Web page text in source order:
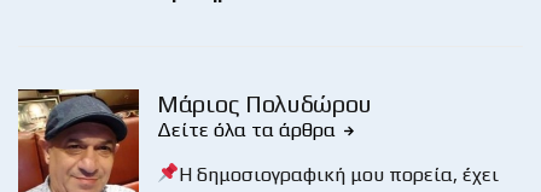
Μάριος Πολυδώρου
Δείτε όλα τα άρθρα
Η δημοσιογραφική μου πορεία, έχει